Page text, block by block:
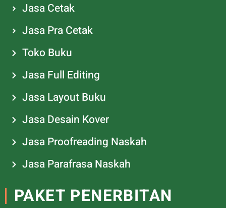
Jasa Cetak
Jasa Pra Cetak
Toko Buku
Jasa Full Editing
Jasa Layout Buku
Jasa Desain Kover
Jasa Proofreading Naskah
Jasa Parafrasa Naskah
PAKET PENERBITAN